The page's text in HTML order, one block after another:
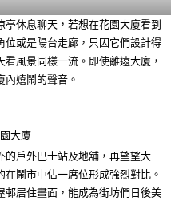
休息聊天，若想在花園大廈看到
位或是陽台走廊，只因它們設計得
風景同樣一流。即使離遠大廈，
嬉鬧的聲音。
大廈
的戶外巴士站及地舖，再望望大
鬧市中佔一席位形成強烈對比。
邨居住畫面，能成為街坊們日後美